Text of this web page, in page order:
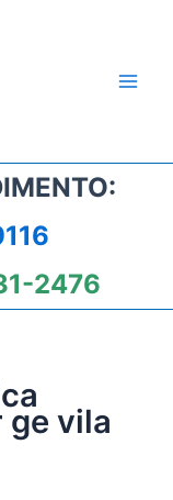
2476
ge vila